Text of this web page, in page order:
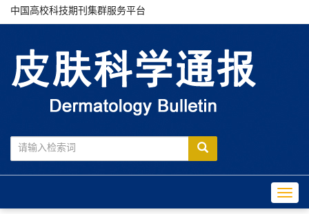
中国高校科技期刊集群服务平台